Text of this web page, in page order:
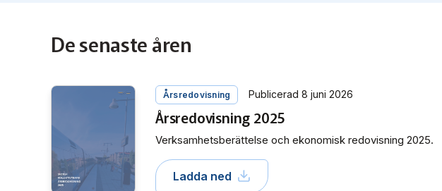
De senaste åren
Årsredovisning Publicerad 8 juni 2026
Årsredovisning 2025
Verksamhetsberättelse och ekonomisk redovisning 2025.
Ladda ned